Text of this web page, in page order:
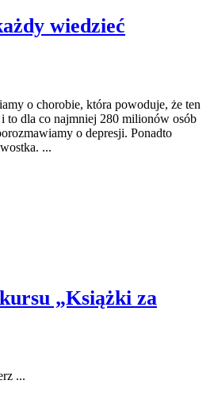
wiedzieć
o chorobie, która powoduje, że ten
to dla co najmniej 280 milionów osób
o depresji. Ponadto
...
„Książki za
...